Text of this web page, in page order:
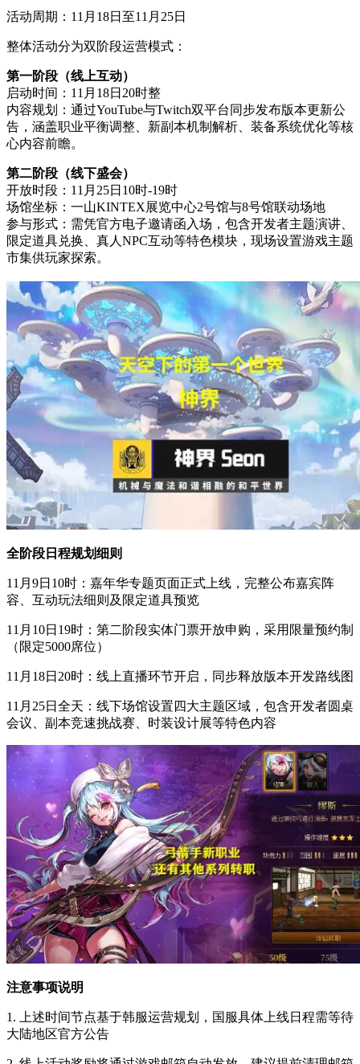
活动周期：11月18日至11月25日
整体活动分为双阶段运营模式：
第一阶段（线上互动）
启动时间：11月18日20时整
内容规划：通过YouTube与Twitch双平台同步发布版本更新公
告，涵盖职业平衡调整、新副本机制解析、装备系统优化等核
心内容前瞻。
第二阶段（线下盛会）
开放时段：11月25日10时-19时
场馆坐标：一山KINTEX展览中心2号馆与8号馆联动场地
参与形式：需凭官方电子邀请函入场，包含开发者主题演讲、
限定道具兑换、真人NPC互动等特色模块，现场设置游戏主题
市集供玩家探索。
全阶段日程规划细则
11月9日10时：嘉年华专题页面正式上线，完整公布嘉宾阵
容、互动玩法细则及限定道具预览
11月10日19时：第二阶段实体门票开放申购，采用限量预约制
（限定5000席位）
11月18日20时：线上直播环节开启，同步释放版本开发路线图
11月25日全天：线下场馆设置四大主题区域，包含开发者圆桌
会议、副本竞速挑战赛、时装设计展等特色内容
注意事项说明
1. 上述时间节点基于韩服运营规划，国服具体上线日程需等待
大陆地区官方公告